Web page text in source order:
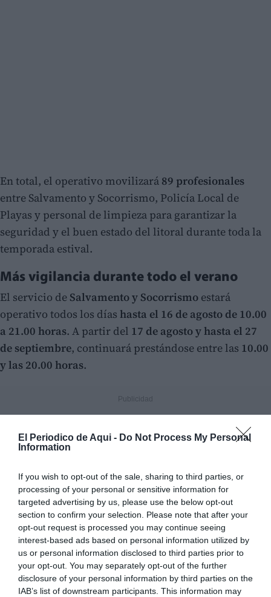
El Periodico de Aqui - Do Not Process My Personal
Information
If you wish to opt-out of the sale, sharing to third parties, or
processing of your personal or sensitive information for
targeted advertising by us, please use the below opt-out
section to confirm your selection. Please note that after your
opt-out request is processed you may continue seeing
interest-based ads based on personal information utilized by
us or personal information disclosed to third parties prior to
your opt-out. You may separately opt-out of the further
disclosure of your personal information by third parties on the
IAB’s list of downstream participants. This information may
En total, el operativo movilizará 89 profesionales
entre Salvamento y Socorrismo, Policía Local de
Playas y personal de limpieza para garantizar la
seguridad y el buen estado del litoral durante toda la
temporada estival.
Más vigilancia durante todo el verano
El servicio de Salvamento y Socorrismo estará
operativo todos los días hasta el 16 de agosto de 10.00
a 21.00 horas. A partir del 17 de agosto y hasta el 27
de septiembre, continuará prestándose entre las 10.00
y las 20.00 horas.